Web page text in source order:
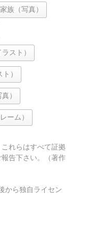
家族（写真）
スト）
）
）
ーム）
れらはすべて証拠
告下さい。（著作
から独自ライセン